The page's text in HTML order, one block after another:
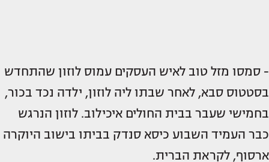
- סמסו מזל טוב לאיש העסקים עמוס לוזון שהתחדש
בסטטוס סבא, לאחר שבתו ליה לוזון, ילדה נכד בכור,
בחמישי שעבר בבית החולים איכילוב. לוזון הנרגש
כבר העמיד השבוע כיסא סנדק בביתו בישוב היוקרה
ארסוף, לקראת הברית.